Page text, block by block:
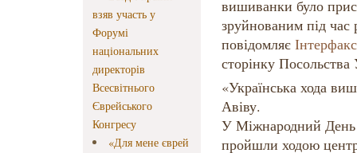
взяв участь у
Форумі
національних
директорів
Всесвітнього
Єврейського
Конгресу
«Для мене єврей
вишиванки було
зруйнованим під час
повідомляє
сторінку Посольства
«Українська хода
Авіву.
У Міжнародний
пройшли ходою